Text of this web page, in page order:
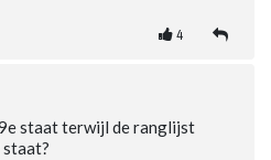
4
staat terwijl de ranglijst